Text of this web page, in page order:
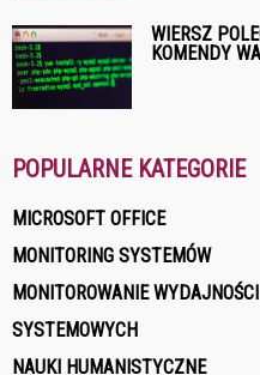
WIERSZ
KOMENDY
POPULARNE KATEGORIE
MICROSOFT OFFICE
MONITORING SYSTEMÓW
MONITOROWANIE
SYSTEMOWYCH
NAUKI HUMANISTYCZNE